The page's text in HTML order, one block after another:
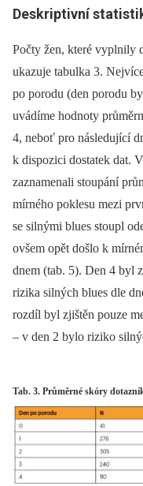
Deskriptivní
Počty žen, které vyplnily
ukazuje tabulka 3.
po porodu (den porodu
uvádíme hodnoty
4, neboť pro následující
k dispozici dostatek dat.
zaznamenali stoupání
mírného poklesu mezi
se silnými blues stoupl
ovšem opět došlo k
dnem (tab. 5). Den 4 byl
rizika silných blues dle
rozdíl byl zjištěn pouze
–⁠ v den 2 bylo riziko
Tab. 3. Průměrné skóry